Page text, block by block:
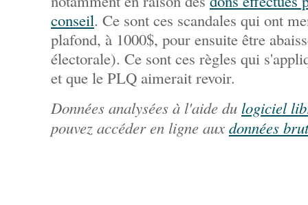
conseil. Ce sont ces scandales qui ont
plafond, à 1000$, pour ensuite être
électorale). Ce sont ces règles qui
et que le PLQ aimerait revoir.
Données analysées à l'aide du logiciel
pouvez accéder en ligne aux données